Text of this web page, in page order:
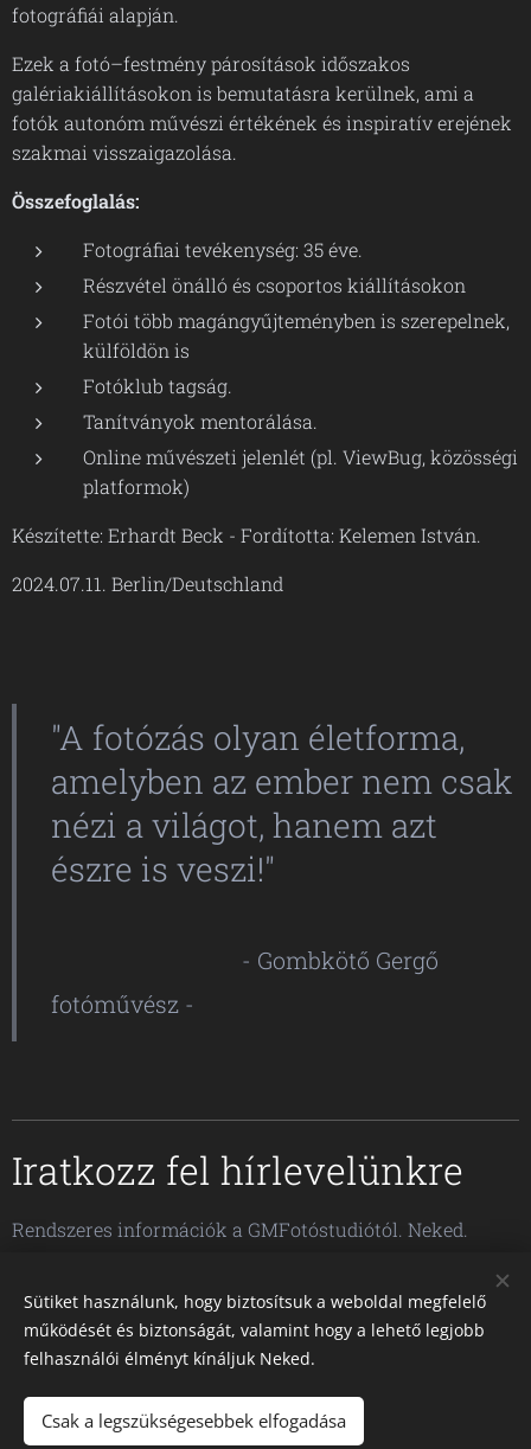
fotográfiái alapján.
Ezek a fotó–festmény párosítások időszakos
galériakiállításokon is bemutatásra kerülnek, ami a
fotók autonóm művészi értékének és inspiratív erejének
szakmai visszaigazolása.
Összefoglalás:
Fotográfiai tevékenység: 35 éve.
Részvétel önálló és csoportos kiállításokon
Fotói több magángyűjteményben is szerepelnek,
külföldön is
Fotóklub tagság.
Tanítványok mentorálása.
Online művészeti jelenlét (pl. ViewBug, közösségi
platformok)
Készítette: Erhardt Beck - Fordította: Kelemen István.
2024.07.11. Berlin/Deutschland
"A fotózás olyan életforma,
amelyben az ember nem csak
nézi a világot, hanem azt
észre is veszi!"
- Gombkötő Gergő
fotóművész -
Iratkozz fel hírlevelünkre
Rendszeres információk a GMFotóstudiótól. Neked.
E-mail
KÜLDÉS
Sütiket használunk, hogy biztosítsuk a weboldal megfelelő
működését és biztonságát, valamint hogy a lehető legjobb
felhasználói élményt kínáljuk Neked.
Csak a legszükségesebbek elfogadása